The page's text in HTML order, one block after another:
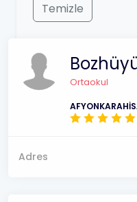
Temizle
Ortaokul
Adres